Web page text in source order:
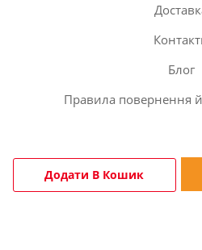
Додати В Кошик
Блог
Правила повернення